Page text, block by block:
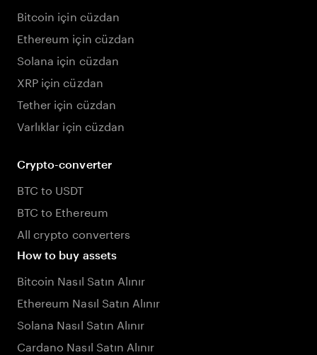
Bitcoin için cüzdan
Ethereum için cüzdan
Solana için cüzdan
XRP için cüzdan
Tether için cüzdan
Varlıklar için cüzdan
Crypto-converter
BTC to USDT
BTC to Ethereum
All crypto converters
How to buy assets
Bitcoin Nasıl Satın Alınır
Ethereum Nasıl Satın Alınır
Solana Nasıl Satın Alınır
Cardano Nasıl Satın Alınır